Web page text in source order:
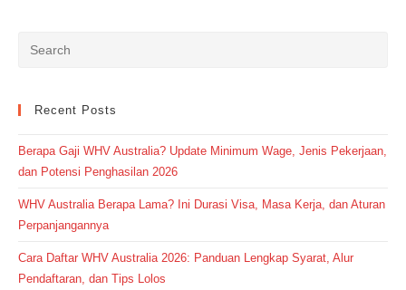
Recent Posts
Berapa Gaji WHV Australia? Update Minimum Wage, Jenis Pekerjaan,
dan Potensi Penghasilan 2026
WHV Australia Berapa Lama? Ini Durasi Visa, Masa Kerja, dan Aturan
Perpanjangannya
Cara Daftar WHV Australia 2026: Panduan Lengkap Syarat, Alur
Pendaftaran, dan Tips Lolos